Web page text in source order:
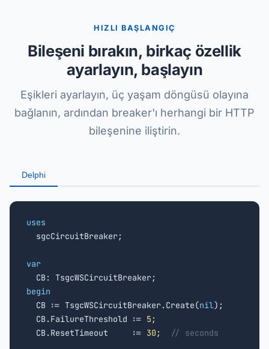
HIZLI BAŞLANGIÇ
Bileşeni bırakın, birkaç özellik
ayarlayın, başlayın
Eşikleri ayarlayın, üç yaşam döngüsü olayına
bağlanın, ardından breaker'ı herhangi bir HTTP
bileşenine iliştirin.
Delphi
uses
sgcCircuitBreaker;
var
begin
CB := TsgcWSCircuitBreaker.Create(nil);
  CB.FailureThreshold :=
5 ;
  CB.ResetTimeout     :=
30 ; // seconds